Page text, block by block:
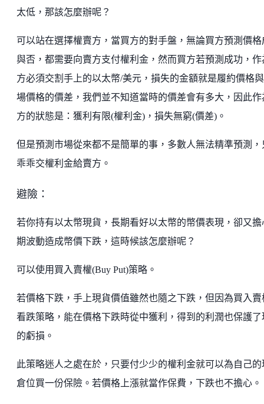
太低，那該怎麼辦呢？
可以站在選擇權賣方，當買方的對手盤，無論買方預測價格
與否，都需要向賣方支付權利金，然而買方若預測成功，作
方必須交割手上的以太幣/美元，損失的金額就是履約價格
場價格的價差，我們並不知道當時的價差會有多大，因此作
方的狀態是：獲利有限(權利金)，損失無窮(價差)。
但是預測市場從來都不是簡單的事，多數人無法精準預測，
乖乖交權利金給賣方。
避險：
若你持有以太幣現貨，長期看好以太幣的幣價表現，卻又擔
期波動造成幣價下跌，這時候該怎麼辦呢？
可以使用買入賣權(Buy Put)策略。
若價格下跌，手上現貨價值雖然也隨之下跌，但因為買入賣
看跌策略，能在價格下跌時從中獲利，得到的利潤也保護了
的虧損。
此策略迷人之處在於，只要付少少的權利金就可以為自己的
倉位買一份保險。若價格上漲就當作保費，下跌也不擔心。